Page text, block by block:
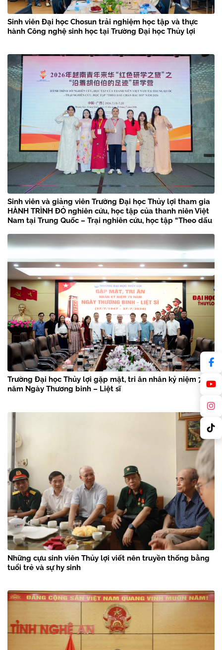
Sinh viên Đại học Chosun trải nghiệm học tập và thực
hành Công nghệ sinh học tại Trường Đại học Thủy lợi
Sinh viên và giảng viên Trường Đại học Thủy lợi tham gia
HÀNH TRÌNH ĐỎ nghiên cứu, học tập của thanh niên Việt
Nam tại Trung Quốc – Trại nghiên cứu, học tập “Theo dấu
Trường Đại học Thủy lợi gặp mặt, tri ân nhân kỷ niệm 79
năm Ngày Thương binh – Liệt sĩ
Những cựu sinh viên Thủy lợi viết nên truyền thống bằng
tuổi trẻ và sự hy sinh